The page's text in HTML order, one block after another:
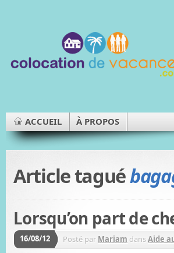
ACCUEIL À PROPOS
Article tagué
Lorsqu’on part de
16/08/12 Posté par Mariam dansAide